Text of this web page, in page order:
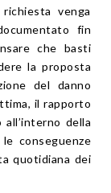
venga
fin
che basti
la proposta
del danno
il rapporto
della
conseguenze
quotidiana dei